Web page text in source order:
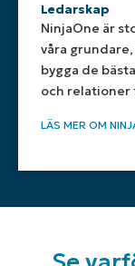
Ledarskap
NinjaOne är
våra
bygga de
och relationer
LÄS MER OM